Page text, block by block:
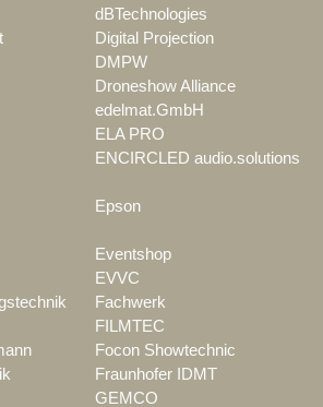
dBTechnologies
Digital Projection
DMPW
Droneshow Alliance
edelmat.GmbH
ELA PRO
ENCIRCLED audio.solutions
Epson
Eventshop
EVVC
Fachwerk
FILMTEC
Focon Showtechnic
Fraunhofer IDMT
GEMCO